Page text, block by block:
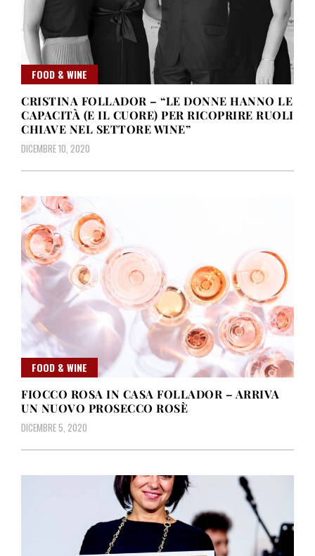
FOOD & WINE
CRISTINA FOLLADOR – “LE DONNE HANNO LE
CAPACITÀ (E IL CUORE) PER RICOPRIRE RUOLI
CHIAVE NEL SETTORE WINE”
DICEMBRE 10, 2020
FOOD & WINE
FIOCCO ROSA IN CASA FOLLADOR – ARRIVA
UN NUOVO PROSECCO ROSÈ
DICEMBRE 5, 2020